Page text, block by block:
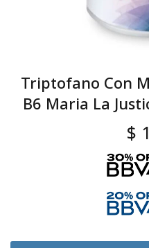
Triptofano Con
B6 Maria La
$